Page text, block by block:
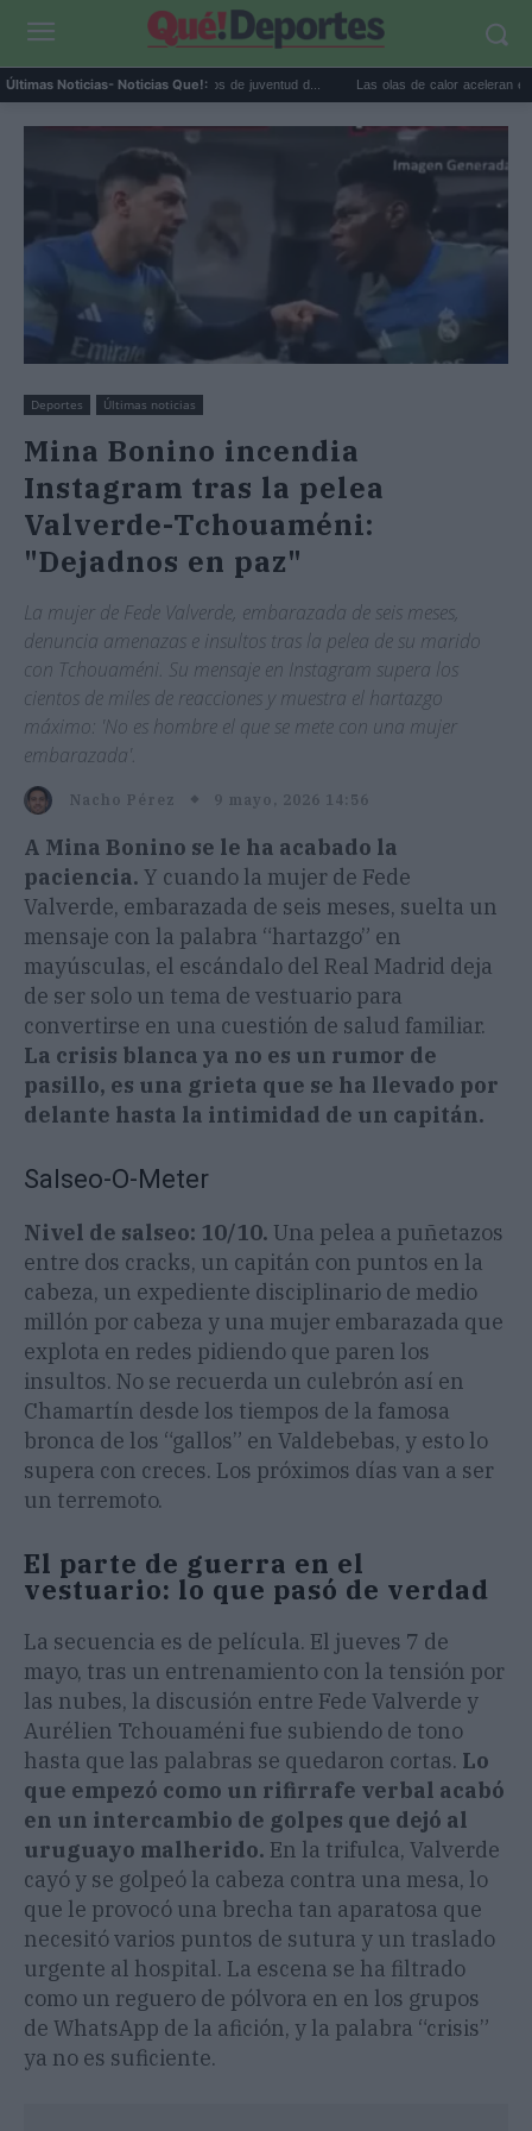
Últimas Noticias- Noticias Que!:
recupera los dibujos de juventud d... Las olas de calor aceleran el
Deportes Últimas noticias
Mina Bonino incendia
Instagram tras la pelea
Valverde-Tchouaméni:
"Dejadnos en paz"
La mujer de Fede Valverde, embarazada de seis meses,
denuncia amenazas e insultos tras la pelea de su marido
con Tchouaméni. Su mensaje en Instagram supera los
cientos de miles de reacciones y muestra el hartazgo
máximo: 'No es hombre el que se mete con una mujer
embarazada'.
Nacho Pérez 9 mayo, 2026 14:56
A Mina Bonino se le ha acabado la
paciencia. Y cuando la mujer de Fede
Valverde, embarazada de seis meses, suelta un
mensaje con la palabra “hartazgo” en
mayúsculas, el escándalo del Real Madrid deja
de ser solo un tema de vestuario para
convertirse en una cuestión de salud familiar.
La crisis blanca ya no es un rumor de
pasillo, es una grieta que se ha llevado por
delante hasta la intimidad de un capitán.
Salseo-O-Meter
Nivel de salseo: 10/10. Una pelea a puñetazos
entre dos cracks, un capitán con puntos en la
cabeza, un expediente disciplinario de medio
millón por cabeza y una mujer embarazada que
explota en redes pidiendo que paren los
insultos. No se recuerda un culebrón así en
Chamartín desde los tiempos de la famosa
bronca de los “gallos” en Valdebebas, y esto lo
supera con creces. Los próximos días van a ser
un terremoto.
El parte de guerra en el
vestuario: lo que pasó de verdad
La secuencia es de película. El jueves 7 de
mayo, tras un entrenamiento con la tensión por
las nubes, la discusión entre Fede Valverde y
Aurélien Tchouaméni fue subiendo de tono
hasta que las palabras se quedaron cortas. Lo
que empezó como un rifirrafe verbal acabó
en un intercambio de golpes que dejó al
uruguayo malherido. En la trifulca, Valverde
cayó y se golpeó la cabeza contra una mesa, lo
que le provocó una brecha tan aparatosa que
necesitó varios puntos de sutura y un traslado
urgente al hospital. La escena se ha filtrado
como un reguero de pólvora en en los grupos
de WhatsApp de la afición, y la palabra “crisis”
ya no es suficiente.